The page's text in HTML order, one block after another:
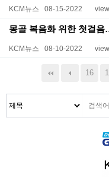
KCM뉴스 08-15-2022
몽골 복음화 위한 첫걸
KCM뉴스 08-10-2022
16